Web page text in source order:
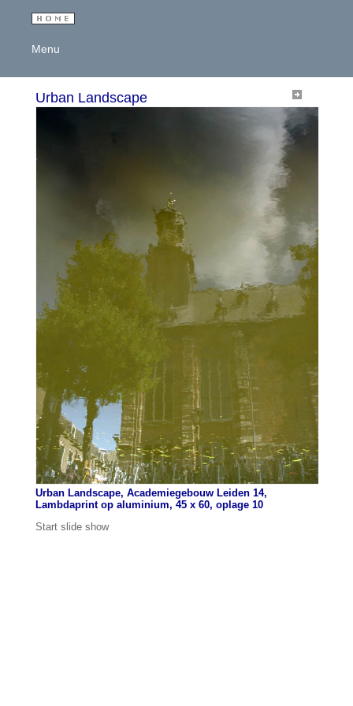
Menu
Urban Landscape
Urban Landscape, Academiegebouw Leiden 14,
Lambdaprint op aluminium, 45 x 60, oplage 10
Start slide show